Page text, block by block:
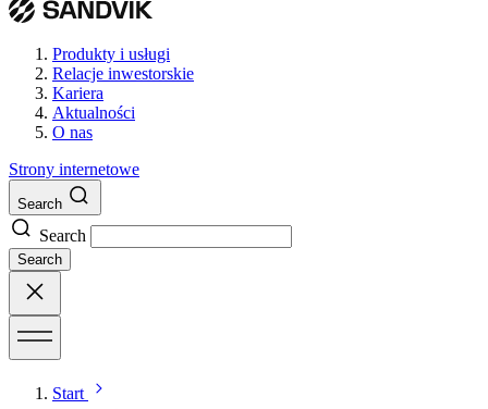
Produkty i usługi
Relacje inwestorskie
Kariera
Aktualności
O nas
Strony internetowe
Search
Search
Search
Start